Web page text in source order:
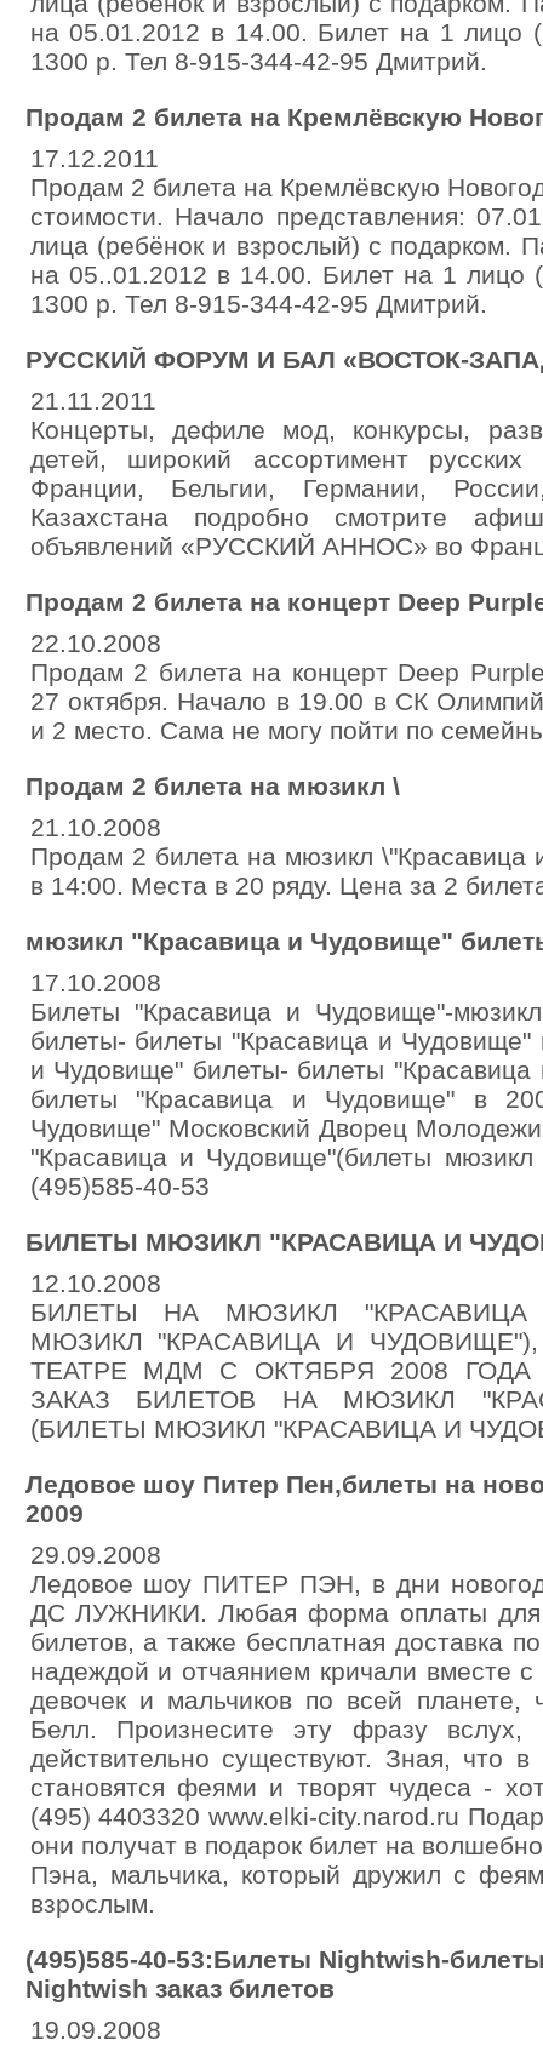
на 05.01.2012 в 14.00. Билет на 1 лицо
1300 р. Тел 8-915-344-42-95 Дмитрий.
Продам 2 билета на Кремлёвскую
17.12.2011
Продам 2 билета на Кремлёвскую
стоимости. Начало представления:
лица (ребёнок и взрослый) с подарком.
на 05..01.2012 в 14.00. Билет на 1 лицо
1300 р. Тел 8-915-344-42-95 Дмитрий.
РУССКИЙ ФОРУМ И БАЛ «ВОСТОК-
21.11.2011
Концерты, дефиле мод, конкурсы,
детей, широкий ассортимент
Франции, Бельгии, Германии,
Казахстана подробно смотрите
объявлений «РУССКИЙ АННОС» во
Продам 2 билета на концерт Deep
22.10.2008
Продам 2 билета на концерт Deep
27 октября. Начало в 19.00 в СК
и 2 место. Сама не могу пойти по
Продам 2 билета на мюзикл \
21.10.2008
Продам 2 билета на мюзикл \"Красавица
в 14:00. Места в 20 ряду. Цена за 2
мюзикл "Красавица и Чудовище"
17.10.2008
Билеты "Красавица и Чудовище"-
билеты- билеты "Красавица и
и Чудовище" билеты- билеты
билеты "Красавица и Чудовище" в
Чудовище" Московский Дворец
"Красавица и Чудовище"(билеты
(495)585-40-53
БИЛЕТЫ МЮЗИКЛ "КРАСАВИЦА И
12.10.2008
БИЛЕТЫ НА МЮЗИКЛ "КРАСАВИЦА
МЮЗИКЛ "КРАСАВИЦА И
ТЕАТРЕ МДМ С ОКТЯБРЯ 2008
ЗАКАЗ БИЛЕТОВ НА МЮЗИКЛ
(БИЛЕТЫ МЮЗИКЛ "КРАСАВИЦА И
Ледовое шоу Питер Пен,билеты на
2009
29.09.2008
Ледовое шоу ПИТЕР ПЭН, в дни
ДС ЛУЖНИКИ. Любая форма оплаты для
билетов, а также бесплатная доставка
надеждой и отчаянием кричали вместе
девочек и мальчиков по всей
Белл. Произнесите эту фразу
действительно существуют. Зная, что
становятся феями и творят чудеса -
(495) 4403320 www.elki-city.narod.ru
они получат в подарок билет на
Пэна, мальчика, который дружил с
взрослым.
(495)585-40-53:Билеты Nightwish-
Nightwish заказ билетов
19.09.2008